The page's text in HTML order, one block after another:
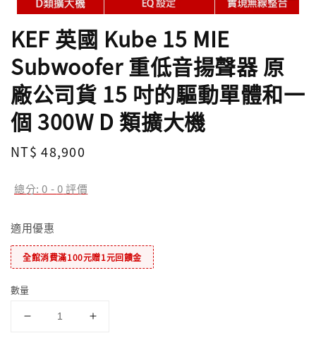
KEF 英國 Kube 15 MIE
Subwoofer 重低音揚聲器 原
廠公司貨 15 吋的驅動單體和一
個 300W D 類擴大機
Regular
NT$ 48,900
總分:0 -0評價
適用優惠
全館消費滿100元贈1元回饋金
數量